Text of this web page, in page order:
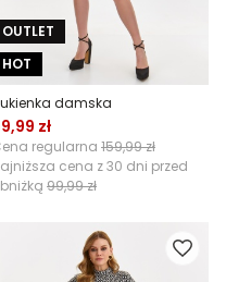
OUTLET
HOT
damska
zł
regularna 159,99 zł
cena z 30 dni przed
99,99 zł